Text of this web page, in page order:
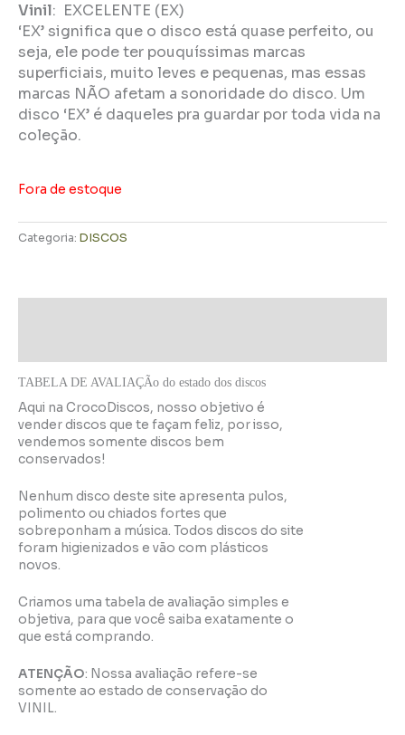
Vinil: EXCELENTE (EX)
‘EX’ significa que o disco está quase perfeito, ou
seja, ele pode ter pouquíssimas marcas
superficiais, muito leves e pequenas, mas essas
marcas NÃO afetam a sonoridade do disco. Um
disco ‘EX’ é daqueles pra guardar por toda vida na
coleção.
Fora de estoque
Categoria: DISCOS
TABELA DE AVALIAÇÃo do estado dos discos
Aqui na CrocoDiscos, nosso objetivo é
vender discos que te façam feliz, por isso,
vendemos somente discos bem
conservados!
Nenhum disco deste site apresenta pulos,
polimento ou chiados fortes que
sobreponham a música. Todos discos do site
foram higienizados e vão com plásticos
novos.
Criamos uma tabela de avaliação simples e
objetiva, para que você saiba exatamente o
que está comprando.
ATENÇÃO: Nossa avaliação refere-se
somente ao estado de conservação do
VINIL.